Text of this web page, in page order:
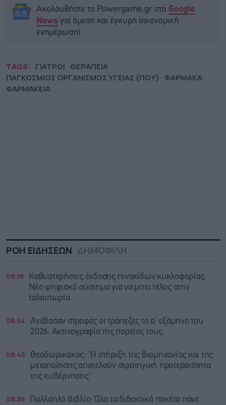
Ακολουθήστε το Powergame.gr στο Google
News για άμεση και έγκυρη οικονομική
ενημέρωση!
TAGS: ΓΙΑΤΡΟΙ ΘΕΡΑΠΕΙΑ
ΠΑΓΚΟΣΜΙΟΣ ΟΡΓΑΝΙΣΜΟΣ ΥΓΕΙΑΣ (ΠΟΥ)
ΦΑΡΜΑΚΑ
ΦΑΡΜΑΚΕΙΑ
ΡΟΗ ΕΙΔΗΣΕΩΝ ΔΗΜΟΦΙΛΗ
09:18
Καθυστερήσεις έκδοσης πινακίδων κυκλοφορίας:
Νέο ψηφιακό σύστημα για να μπει τέλος στην
ταλαιπωρία
08:54
Ανέβασαν στροφές οι τράπεζες το α’ εξάμηνο του
2026: Ακτινογραφία της πορείας τους
08:45
Θεοδωρικάκος: “Η στήριξη της βιομηχανίας και της
μεταποίησης αποτελούν στρατηγική προτεραιότητα
της κυβέρνησης”
08:36
Πολλαπλό βιβλίο: Όλα τα διδακτικά πακέτα πάνε